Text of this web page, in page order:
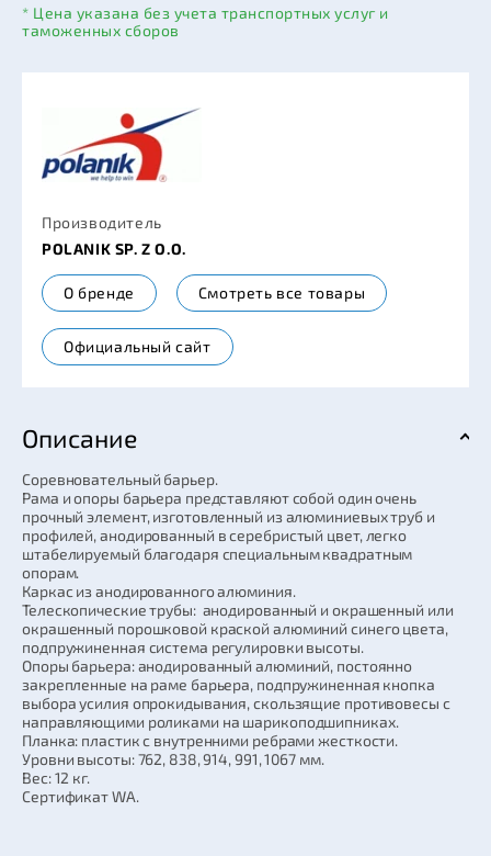
* Цена указана без учета транспортных услуг и
таможенных сборов
Производитель
POLANIK SP. Z O.O.
О бренде Смотреть все товары
Официальный сайт
Описание
Соревновательный барьер.
Рама и опоры барьера представляют собой один очень
прочный элемент, изготовленный из алюминиевых труб и
профилей, анодированный в серебристый цвет, легко
штабелируемый благодаря специальным квадратным
опорам.
Каркас из анодированного алюминия.
Телескопические трубы: анодированный и окрашенный или
окрашенный порошковой краской алюминий синего цвета,
подпружиненная система регулировки высоты.
Опоры барьера: анодированный алюминий, постоянно
закрепленные на раме барьера, подпружиненная кнопка
выбора усилия опрокидывания, скользящие противовесы с
направляющими роликами на шарикоподшипниках.
Планка: пластик с внутренними ребрами жесткости.
Уровни высоты: 762, 838, 914, 991, 1067 мм.
Вес: 12 кг.
Сертификат WA.